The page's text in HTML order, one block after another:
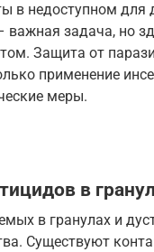
в недоступном
задача, но
Защита от
применение
меры.
в
в гранулах и
Существуют